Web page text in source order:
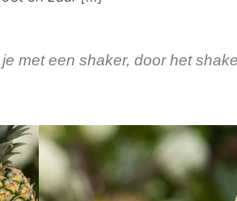
met een shaker, door het